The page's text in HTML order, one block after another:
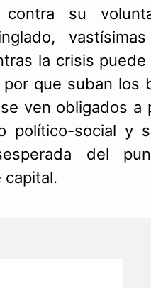
contra su
la crisis
que suban los
ven obligados a
político-social y
del
capital.